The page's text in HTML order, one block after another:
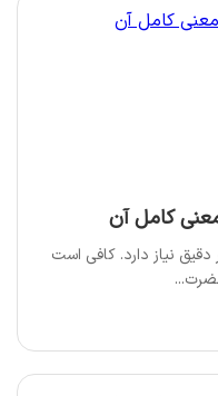
نیاز دارد. کافی است